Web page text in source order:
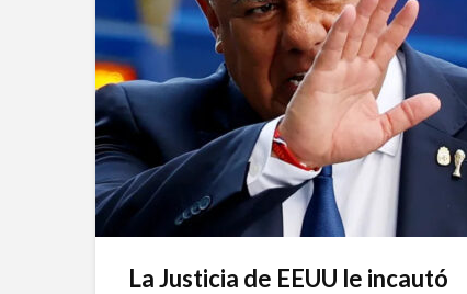
La Justicia de EEUU le incautó